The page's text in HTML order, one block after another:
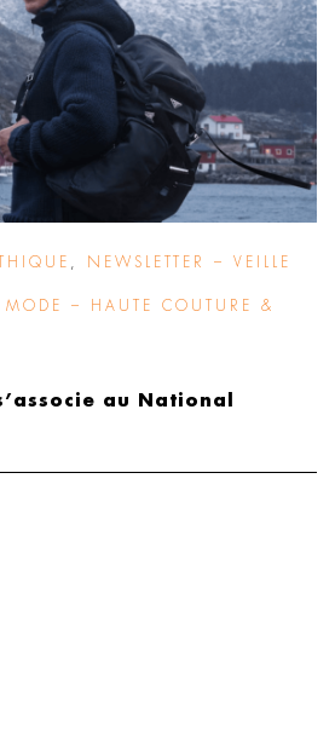
NEWSLETTER – VEILLE
MODE – HAUTE COUTURE &
au National